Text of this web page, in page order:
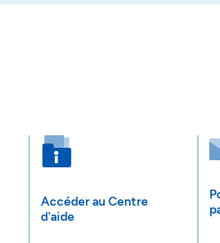
Accéder au Centre
d'aide